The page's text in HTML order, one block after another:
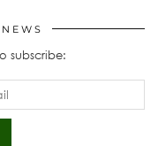
subscribe: